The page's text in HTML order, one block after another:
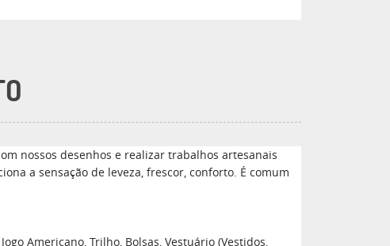
nossos desenhos e realizar trabalhos artesanais
a sensação de leveza, frescor, conforto. É comum
Americano, Trilho, Bolsas, Vestuário (Vestidos,